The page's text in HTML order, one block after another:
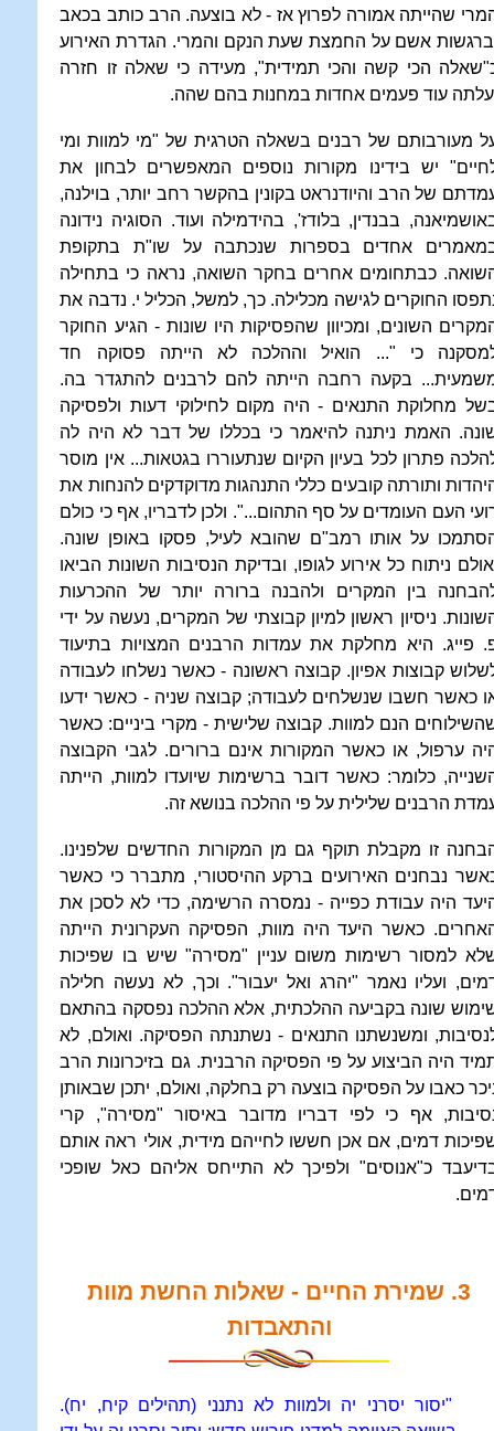
שהייתה אמורה לפרוץ אז - לא בוצעה. הרב כותב בכאב
אשם על החמצת שעת הנקם והמרי. הגדרת האירוע
הכי קשה והכי תמידית", מעידה כי שאלה זו חזרה
עוד פעמים אחדות במחנות בהם שהה.
מעורבותם של רבנים בשאלה הטרגית של "מי למוות ומי
יש בידינו מקורות נוספים המאפשרים לבחון את
של הרב והיודנראט בקונין בהקשר רחב יותר, בוילנה,
בבנדין, בלודז', בהידמילה ועוד. הסוגיה נידונה
אחדים בספרות שנכתבה על שו"ת בתקופת
כבתחומים אחרים בחקר השואה, נראה כי בתחילה
החוקרים לגישה מכלילה. כך, למשל, הכליל י. נדבה את
השונים, ומכיוון שהפסיקות היו שונות - הגיע החוקר
כי "... הואיל וההלכה לא הייתה פסוקה חד
בקעה רחבה הייתה להם לרבנים להתגדר בה.
מחלוקת התנאים - היה מקום לחילוקי דעות ולפסיקה
האמת ניתנה להיאמר כי בכללו של דבר לא היה לה
פתרון לכל בעיון הקיום שנתעוררו בגטאות... אין מוסר
ותורתה קובעים כללי התנהגות מדוקדקים להנחות את
העם העומדים על סף התהום...". ולכן לדבריו, אף כי כולם
על אותו רמב"ם שהובא לעיל, פסקו באופן שונה.
ניתוח כל אירוע לגופו, ובדיקת הנסיבות השונות הביאו
בין המקרים ולהבנה ברורה יותר של ההכרעות
ניסיון ראשון למיון קבוצתי של המקרים, נעשה על ידי
פייג. היא מחלקת את עמדות הרבנים המצויות בתיעוד
קבוצות אפיון. קבוצה ראשונה - כאשר נשלחו לעבודה
כאשר חשבו שנשלחים לעבודה; קבוצה שניה - כאשר ידעו
הנם למוות. קבוצה שלישית - מקרי ביניים: כאשר
ערפול, או כאשר המקורות אינם ברורים. לגבי הקבוצה
כלומר: כאשר דובר ברשימות שיועדו למוות, הייתה
הרבנים שלילית על פי ההלכה בנושא זה.
זו מקבלת תוקף גם מן המקורות החדשים שלפנינו.
נבחנים האירועים ברקע ההיסטורי, מתברר כי כאשר
היה עבודת כפייה - נמסרה הרשימה, כדי לא לסכן את
כאשר היעד היה מוות, הפסיקה העקרונית הייתה
למסור רשימות משום עניין "מסירה" שיש בו שפיכות
ועליו נאמר "יהרג ואל יעבור". וכך, לא נעשה חלילה
שונה בקביעה ההלכתית, אלא ההלכה נפסקה בהתאם
ומשנשתנו התנאים - נשתנתה הפסיקה. ואולם, לא
היה הביצוע על פי הפסיקה הרבנית. גם בזיכרונות הרב
כאבו על הפסיקה בוצעה רק בחלקה, ואולם, יתכן שבאותן
אף כי לפי דבריו מדובר באיסור "מסירה", קרי
דמים, אם אכן חששו לחייהם מידית, אולי ראה אותם
כ"אנוסים" ולפיכך לא התייחס אליהם כאל שופכי
3. שמירת החיים - שאלות החשת מוות
והתאבדות
"יסור יסרני יה ולמוות לא נתנני (תהילים קיח, יח).